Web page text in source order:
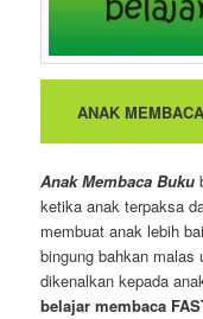
ANAK
Anak Membaca Buku
ketika anak terpaksa
membuat anak lebih
bingung bahkan
dikenalkan kepada
belajar membaca